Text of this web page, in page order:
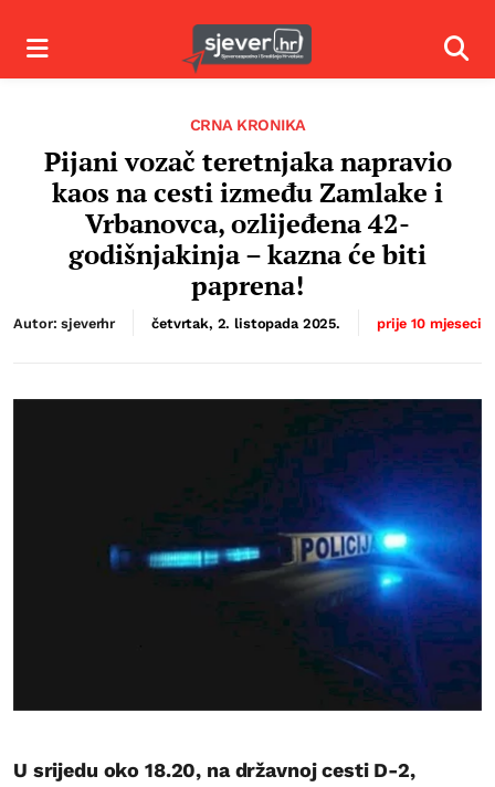
Izbornik
CRNA KRONIKA
Pijani vozač teretnjaka napravio
kaos na cesti između Zamlake i
Vrbanovca, ozlijeđena 42-
godišnjakinja – kazna će biti
paprena!
Autor: sjeverhr četvrtak, 2. listopada 2025. prije 10 mjeseci
U srijedu oko 18.20, na državnoj cesti D-2,